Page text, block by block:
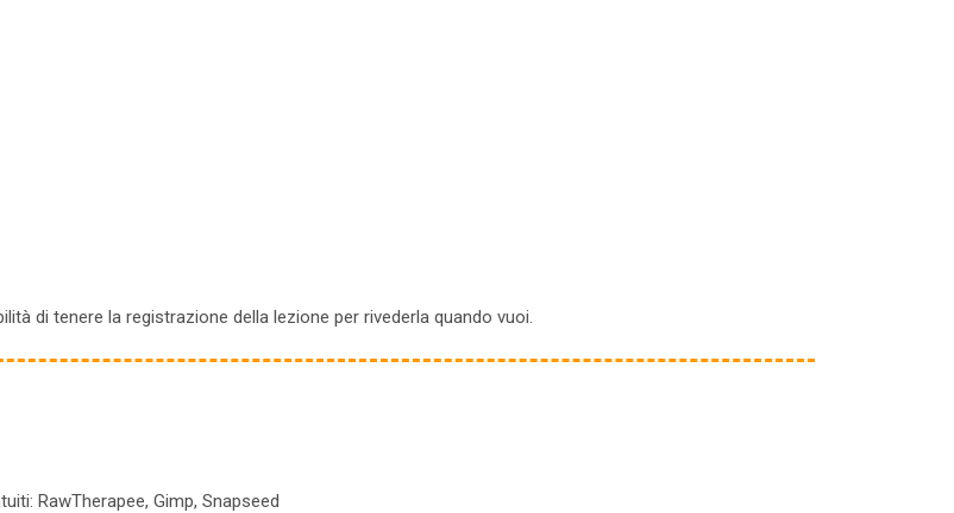
di tenere la registrazione della lezione per rivederla quando vuoi.
RawTherapee, Gimp, Snapseed